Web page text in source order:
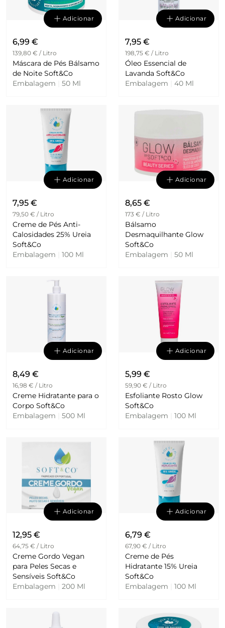
Adicionar
6,99 €
139,80 € / Litro
Máscara de Pés Bálsamo
de Noite Soft&Co
Embalagem
50 Ml
Adicionar
7,95 €
198,75 € / Litro
Óleo Essencial de
Lavanda Soft&Co
Embalagem
40 Ml
Adicionar
7,95 €
79,50 € / Litro
Creme de Pés Anti-
Calosidades 25% Ureia
Soft&Co
Embalagem
100 Ml
Adicionar
8,65 €
173 € / Litro
Bálsamo
Desmaquilhante Glow
Soft&Co
Embalagem
50 Ml
Adicionar
8,49 €
16,98 € / Litro
Creme Hidratante para o
Corpo Soft&Co
Embalagem
500 Ml
Adicionar
5,99 €
59,90 € / Litro
Esfoliante Rosto Glow
Soft&Co
Embalagem
100 Ml
Adicionar
12,95 €
64,75 € / Litro
Creme Gordo Vegan
para Peles Secas e
Sensíveis Soft&Co
Embalagem
200 Ml
Adicionar
6,79 €
67,90 € / Litro
Creme de Pés
Hidratante 15% Ureia
Soft&Co
Embalagem
100 Ml